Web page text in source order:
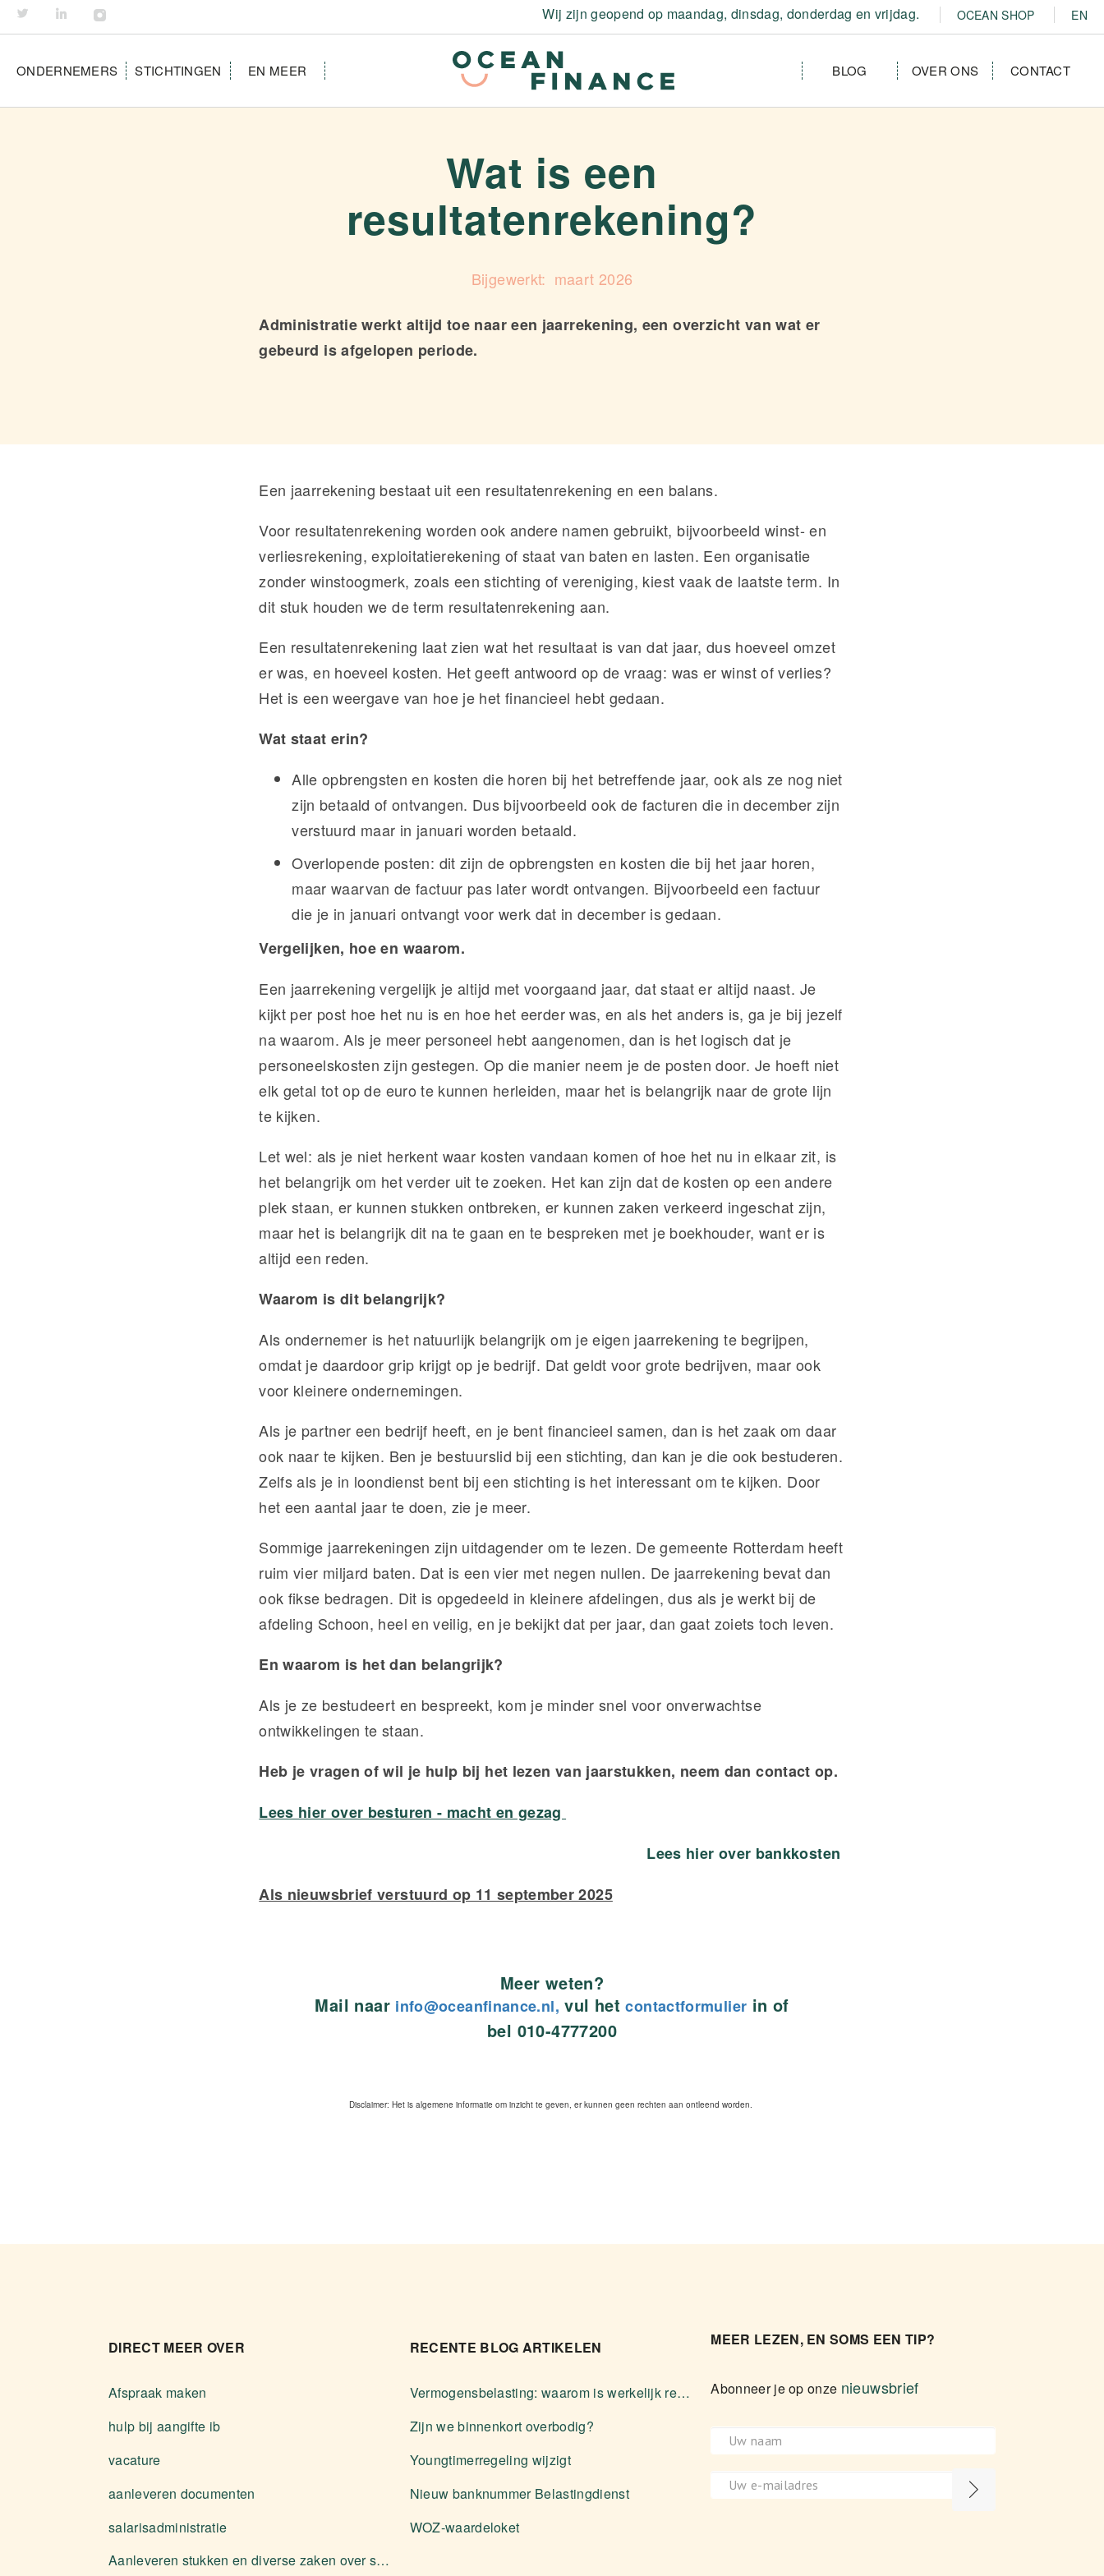
OCEAN SHOP EN
Wij zijn geopend op maandag, dinsdag, donderdag en vrijdag.
ONDERNEMERS STICHTINGEN EN MEER BLOG OVER ONS CONTACT
Wat is een
resultatenrekening?
maart 2026
Administratie werkt altijd toe naar een jaarrekening, een overzicht van wat er
gebeurd is afgelopen periode.
Een jaarrekening bestaat uit een resultatenrekening en een balans.
Voor resultatenrekening worden ook andere namen gebruikt, bijvoorbeeld winst- en
verliesrekening, exploitatierekening of staat van baten en lasten. Een organisatie
zonder winstoogmerk, zoals een stichting of vereniging, kiest vaak de laatste term. In
dit stuk houden we de term resultatenrekening aan.
Een resultatenrekening laat zien wat het resultaat is van dat jaar, dus hoeveel omzet
er was, en hoeveel kosten. Het geeft antwoord op de vraag: was er winst of verlies?
Het is een weergave van hoe je het financieel hebt gedaan.
Wat staat erin?
Alle opbrengsten en kosten die horen bij het betreffende jaar, ook als ze nog niet
zijn betaald of ontvangen. Dus bijvoorbeeld ook de facturen die in december zijn
verstuurd maar in januari worden betaald.
Overlopende posten: dit zijn de opbrengsten en kosten die bij het jaar horen,
maar waarvan de factuur pas later wordt ontvangen. Bijvoorbeeld een factuur
die je in januari ontvangt voor werk dat in december is gedaan.
Vergelijken, hoe en waarom.
Een jaarrekening vergelijk je altijd met voorgaand jaar, dat staat er altijd naast. Je
kijkt per post hoe het nu is en hoe het eerder was, en als het anders is, ga je bij jezelf
na waarom. Als je meer personeel hebt aangenomen, dan is het logisch dat je
personeelskosten zijn gestegen. Op die manier neem je de posten door. Je hoeft niet
elk getal tot op de euro te kunnen herleiden, maar het is belangrijk naar de grote lijn
te kijken.
Let wel: als je niet herkent waar kosten vandaan komen of hoe het nu in elkaar zit, is
het belangrijk om het verder uit te zoeken. Het kan zijn dat de kosten op een andere
plek staan, er kunnen stukken ontbreken, er kunnen zaken verkeerd ingeschat zijn,
maar het is belangrijk dit na te gaan en te bespreken met je boekhouder, want er is
altijd een reden.
Waarom is dit belangrijk?
Als ondernemer is het natuurlijk belangrijk om je eigen jaarrekening te begrijpen,
omdat je daardoor grip krijgt op je bedrijf. Dat geldt voor grote bedrijven, maar ook
voor kleinere ondernemingen.
Als je partner een bedrijf heeft, en je bent financieel samen, dan is het zaak om daar
ook naar te kijken. Ben je bestuurslid bij een stichting, dan kan je die ook bestuderen.
Zelfs als je in loondienst bent bij een stichting is het interessant om te kijken. Door
het een aantal jaar te doen, zie je meer.
Sommige jaarrekeningen zijn uitdagender om te lezen. De gemeente Rotterdam heeft
ruim vier miljard baten. Dat is een vier met negen nullen. De jaarrekening bevat dan
ook fikse bedragen. Dit is opgedeeld in kleinere afdelingen, dus als je werkt bij de
afdeling Schoon, heel en veilig, en je bekijkt dat per jaar, dan gaat zoiets toch leven.
En waarom is het dan belangrijk?
Als je ze bestudeert en bespreekt, kom je minder snel voor onverwachtse
ontwikkelingen te staan.
Heb je vragen of wil je hulp bij het lezen van jaarstukken, neem dan contact op.
Lees hier over besturen - macht en gezag
Lees hier over bankkosten
Als nieuwsbrief verstuurd op 11 september 2025
Meer weten?
Mail naar info@oceanfinance.nl, vul hetcontactformulier in of
bel 010-4777200
Disclaimer: Het is algemene informatie om inzicht te geven, er kunnen geen rechten aan ontleend worden.
DIRECT MEER OVER
Afspraak maken
hulp bij aangifte ib
vacature
aanleveren documenten
salarisadministratie
Aanleveren stukken en diverse zaken over software
RECENTE BLOG ARTIKELEN
Vermogensbelasting: waarom is werkelijk rendement zelden voordeliger?
Zijn we binnenkort overbodig?
Youngtimerregeling wijzigt
Nieuw banknummer Belastingdienst
WOZ-waardeloket
MEER LEZEN, EN SOMS EEN TIP?
Abonneer je op onze nieuwsbrief